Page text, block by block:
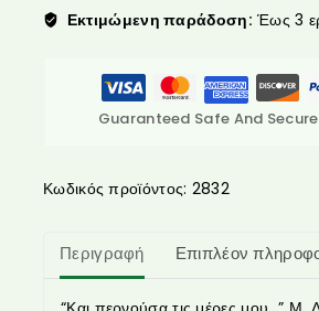
Εκτιμώμενη παράδοση: Έως 3
Guaranteed Safe And
Κωδικός προϊόντος: 2832
Περιγραφή Επιπλέον